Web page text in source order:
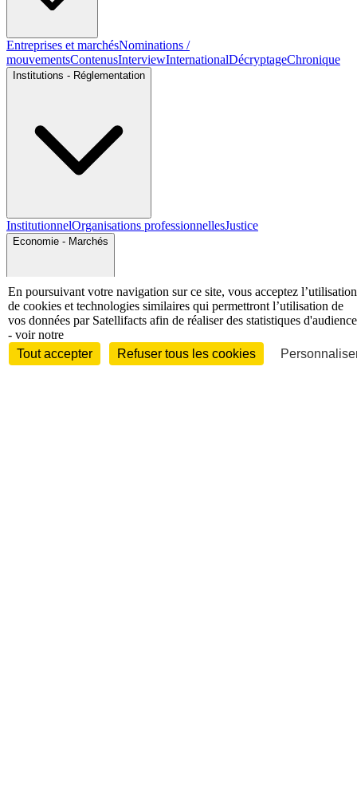
Entreprises et marchésNominations /
mouvementsContenusInterviewInternationalDécryptageChronique
Institutions - Réglementation
InstitutionnelOrganisations professionnellesJustice
Economie - Marchés
Entreprises et marchés TélécomsTechnologiesIndustries
techniquesDiversifications
En poursuivant votre navigation sur ce site, vous acceptez l’utilisation
de cookies et technologies similaires qui permettront l’utilisation de
vos données par Satellifacts afin de réaliser des statistiques d'audience
- voir notre
Tout accepter
Refuser tous les cookies